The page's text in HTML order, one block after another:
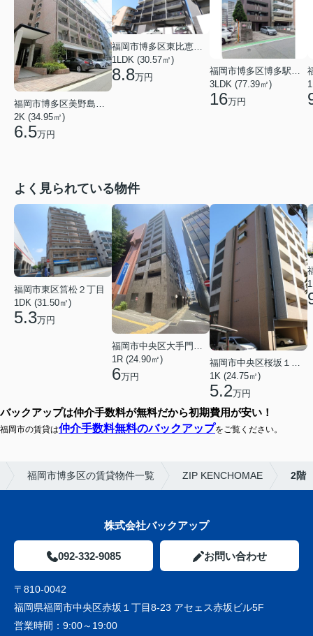
2K (34.95㎡)
6.5万円
1LDK (30.57㎡)
8.8万円
3LDK (77.39㎡)
16万円
よく見られている物件
福岡市東区筥松２丁目
1DK (31.50㎡)
5.3万円
福岡市中央区大手門３丁目
1R (24.90㎡)
6万円
1K (24.75㎡)
5.2万円
バックアップは仲介手数料が無料だから初期費用が安い！
福岡市の賃貸は仲介手数料無料のバックアップをご覧ください。
福岡市博多区の賃貸物件一覧 ZIP KENCHOMAE 2階
株式会社バックアップ
092-332-9085 お問い合わせ
〒810-0042
福岡県福岡市中央区赤坂１丁目8-23 アセェス赤坂ビル5F
営業時間： 9:00～19:00